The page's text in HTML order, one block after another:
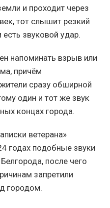
и проходит через
тот слышит резкий
звуковой удар.
напоминать взрыв или
причём
сразу обширной
один и тот же звук
концах города.
ветерана»
годах подобные звуки
после чего
запретили
городом.